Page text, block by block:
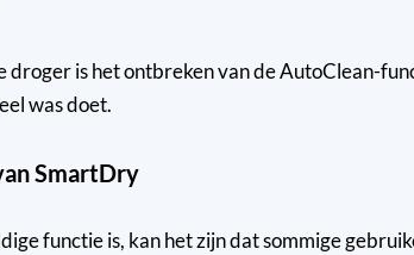
droger is het ontbreken van de AutoClean-
was doet.
SmartDry
functie is, kan het zijn dat sommige